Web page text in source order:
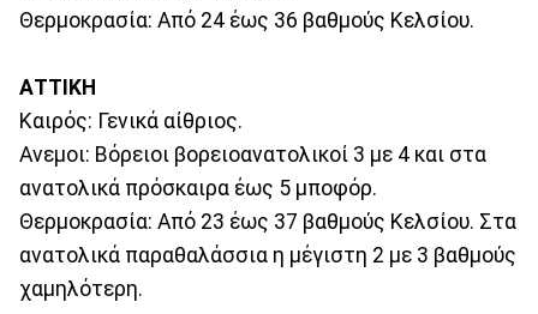
Θερμοκρασία: Από 24 έως 36 βαθμούς Κελσίου.
ΑΤΤΙΚΗ
Καιρός: Γενικά αίθριος.
Ανεμοι: Βόρειοι βορειοανατολικοί 3 με 4 και στα
ανατολικά πρόσκαιρα έως 5 μποφόρ.
Θερμοκρασία: Από 23 έως 37 βαθμούς Κελσίου. Στα
ανατολικά παραθαλάσσια η μέγιστη 2 με 3 βαθμούς
χαμηλότερη.